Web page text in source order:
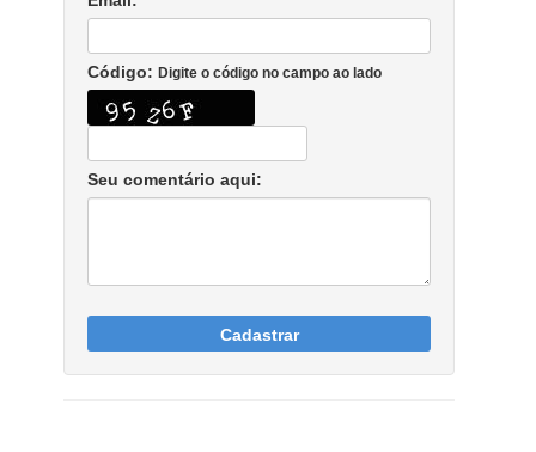
Código: Digite o código no campo ao lado
Seu comentário aqui:
Cadastrar